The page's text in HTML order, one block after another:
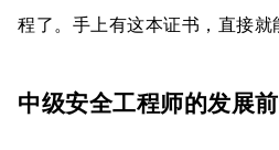
程了。手上有这本证书，直接就
中级安全工程师的发展